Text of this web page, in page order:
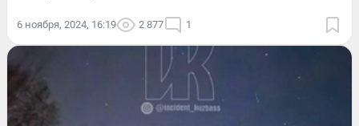
6 ноября, 2024, 16:19 2 877 1